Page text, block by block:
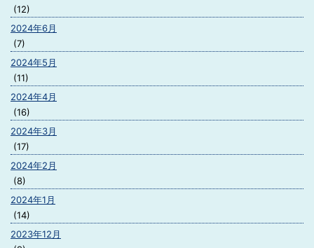
(12)
2024年6月
(7)
2024年5月
(11)
2024年4月
(16)
2024年3月
(17)
2024年2月
(8)
2024年1月
(14)
2023年12月